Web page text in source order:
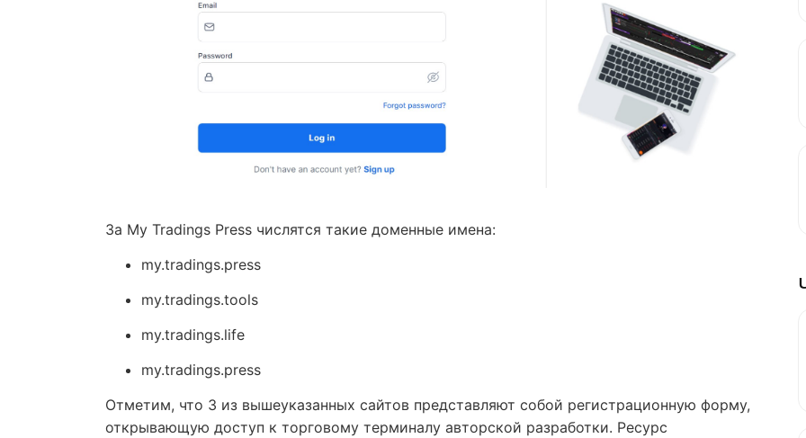
За My Tradings Press числятся такие доменные имена:
my.tradings.press
my.tradings.tools
my.tradings.life
my.tradings.press
Отметим, что 3 из вышеуказанных сайтов представляют собой регистрационную форму,
открывающую доступ к торговому терминалу авторской разработки. Ресурс